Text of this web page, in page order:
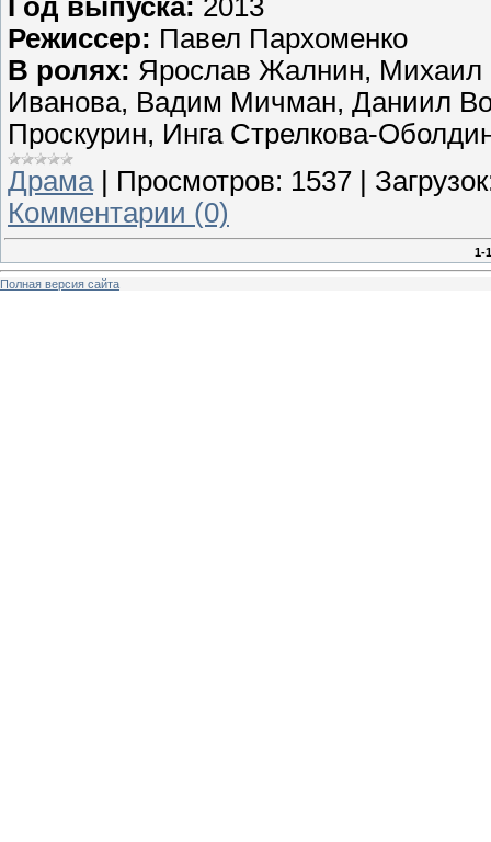
Год выпуска: 2013
Режиссер: Павел Пархоменко
В ролях: Ярослав Жалнин, Михаил
Иванова, Вадим Мичман, Даниил
Проскурин, Инга Стрелкова-
Драма| Просмотров: 1537 |
Комментарии (0)
1-
Полная версия сайта